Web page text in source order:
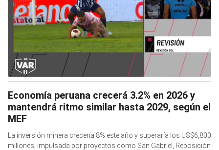
Economía peruana crecerá 3.2% en 2026 y
mantendrá ritmo similar hasta 2029, según el
MEF
La inversión minera crecería 8% este año y superaría los US$6,800
millones, impulsada por proyectos como San Gabriel, Reposición